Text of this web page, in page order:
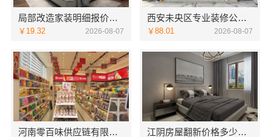
局部改造家装明细报价，万赢饰家新型建筑材料有限公司精准核算
￥19.32 2026-08-07
西安未央区专业装修公寓免费量房居安天成
￥88.01 2026-08-07
河南零百味供应链有限公司社区整店输出量贩零食适配全场景 江阴房屋翻新价格多少？无锡亿莱居装饰工程材料有限公司全流程品控